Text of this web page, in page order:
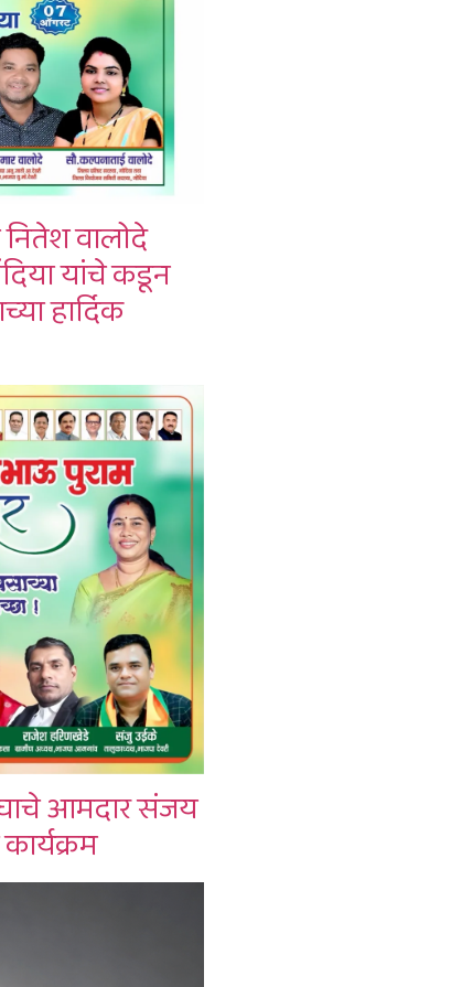
वालोदे
यांचे कडून
हार्दिक
आमदार संजय